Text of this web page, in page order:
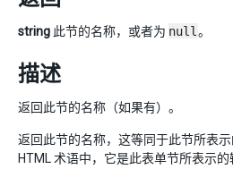
string 此节的名称，或者为 null 。
描述
返回此节的名称（如果有）。
返回此节的名称，这等同于此节所表
HTML 术语中，它是此表单节所表示的